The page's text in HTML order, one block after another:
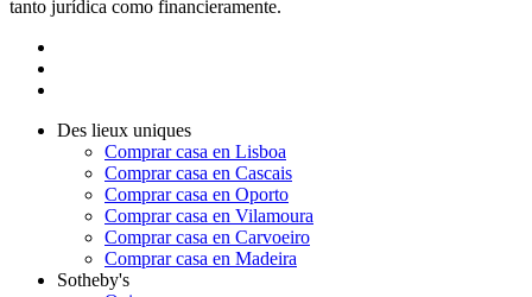
tanto jurídica como financieramente.
Des lieux uniques
Comprar casa en Lisboa
Comprar casa en Cascais
Comprar casa en Oporto
Comprar casa en Vilamoura
Comprar casa en Carvoeiro
Comprar casa en Madeira
Sotheby's